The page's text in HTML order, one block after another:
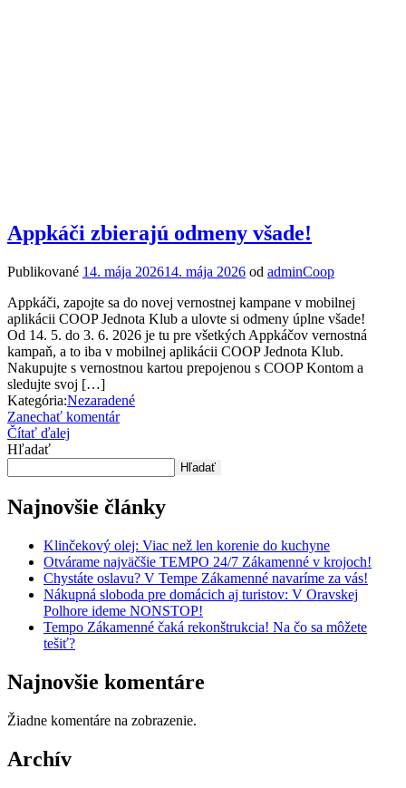
Appkáči zbierajú odmeny všade!
Publikované 14. mája 202614. mája 2026 od adminCoop
Appkáči, zapojte sa do novej vernostnej kampane v mobilnej
aplikácii COOP Jednota Klub a ulovte si odmeny úplne všade!
Od 14. 5. do 3. 6. 2026 je tu pre všetkých Appkáčov vernostná
kampaň, a to iba v mobilnej aplikácii COOP Jednota Klub.
Nakupujte s vernostnou kartou prepojenou s COOP Kontom a
sledujte svoj […]
Kategória:Nezaradené
Zanechať komentár
Čítať ďalej
Hľadať
Hľadať
Najnovšie články
Klinčekový olej: Viac než len korenie do kuchyne
Otvárame najväčšie TEMPO 24/7 Zákamenné v krojoch!
Chystáte oslavu? V Tempe Zákamenné navaríme za vás!
Nákupná sloboda pre domácich aj turistov: V Oravskej
Polhore ideme NONSTOP!
Tempo Zákamenné čaká rekonštrukcia! Na čo sa môžete
tešiť?
Najnovšie komentáre
Žiadne komentáre na zobrazenie.
Archív